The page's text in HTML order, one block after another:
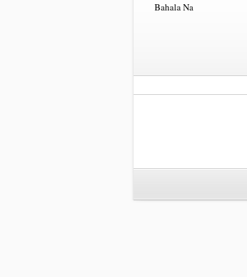
Bahala Na